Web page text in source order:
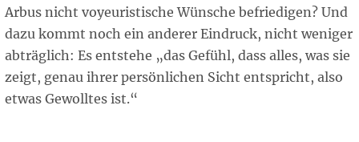
Arbus nicht voyeuristische Wünsche befriedigen? Und
dazu kommt noch ein anderer Eindruck, nicht weniger
abträglich: Es entstehe „das Gefühl, dass alles, was sie
zeigt, genau ihrer persönlichen Sicht entspricht, also
etwas Gewolltes ist.“